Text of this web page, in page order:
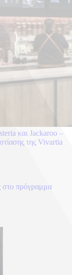
και Jackaroo –
της Vivartia
στο πρόγραμμα